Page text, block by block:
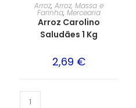
Arroz, Arroz, Massa e
Farinha, Mercearia
Arroz Carolino
Saludães 1 Kg
2,69 €